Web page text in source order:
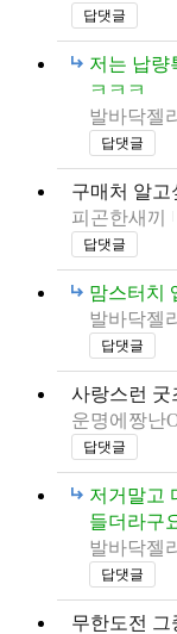
답댓글
저는 납량
ㅋㅋㅋ
발바닥젤
답댓글
구매처 알고
피곤한새끼
답댓글
맘스터치
발바닥젤
답댓글
사랑스런 굿
운명에짱난
답댓글
저거말고
들더라구
발바닥젤
답댓글
무한도전 그